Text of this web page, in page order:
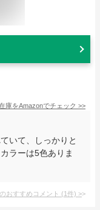
庫をAmazonでチェック >>
いて、しっかりと
ラーは5色ありま
おすすめコメント (1件) >